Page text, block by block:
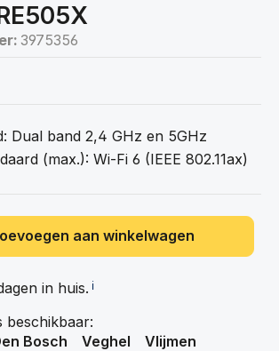
3975356
Dual band 2,4 GHz en 5GHz
(max.): Wi-Fi 6 (IEEE 802.11ax)
aan winkelwagen
in huis. ℹ️
beschikbaar:
Bosch Veghel Vlijmen